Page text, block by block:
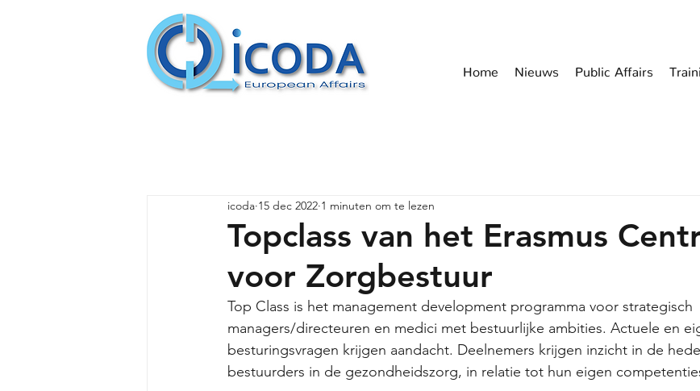
Home Nieuws Public Affairs
Topclass van het Erasmus
voor Zorgbestuur
icoda 15 dec 2022 1 minuten om te lezen
Top Class is het management development programma voor strategisch
managers/directeuren en medici met bestuurlijke ambities. Actuele en
besturingsvragen krijgen aandacht. Deelnemers krijgen inzicht in de
bestuurders in de gezondheidszorg, in relatie tot hun eigen